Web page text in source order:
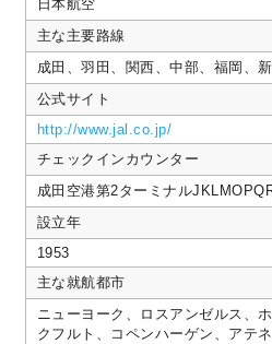
日本航空
主な主要路線
成田、羽田、関西、中部、福岡、
公式サイト
http://www.jal.co.jp/
チェックインカウンター
成田空港第2ターミナル
設立年
1953
主な就航都市
ニューヨーク、ロスアンゼルス、
クフルト、コペンハーゲン、アテ